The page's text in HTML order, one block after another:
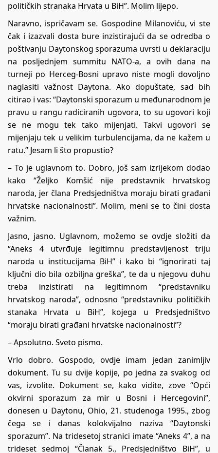
političkih stranaka Hrvata u BiH”. Molim lijepo.
Naravno, ispričavam se. Gospodine Milanoviću, vi ste
čak i izazvali dosta bure inzistirajući da se odredba o
poštivanju Daytonskog sporazuma uvrsti u deklaraciju
na posljednjem summitu NATO-a, a ovih dana na
turneji po Herceg-Bosni upravo niste mogli dovoljno
naglasiti važnost Daytona. Ako dopuštate, sad bih
citirao i vas: “Daytonski sporazum u međunarodnom je
pravu u rangu radiciranih ugovora, to su ugovori koji
se ne mogu tek tako mijenjati. Takvi ugovori se
mijenjaju tek u velikim turbulencijama, da ne kažem u
ratu.” Jesam li što propustio?
– To je uglavnom to. Dobro, još sam izrijekom dodao
kako “Željko Komšić nije predstavnik hrvatskog
naroda, jer člana Predsjedništva moraju birati građani
hrvatske nacionalnosti”. Molim, meni se to čini dosta
važnim.
Jasno, jasno. Uglavnom, možemo se ovdje složiti da
“Aneks 4 utvrđuje legitimnu predstavljenost triju
naroda u institucijama BiH” i kako bi “ignorirati taj
ključni dio bila ozbiljna greška”, te da u njegovu duhu
treba inzistirati na legitimnom “predstavniku
hrvatskog naroda”, odnosno “predstavniku političkih
stanaka Hrvata u BiH”, kojega u Predsjedništvo
“moraju birati građani hrvatske nacionalnosti”?
– Apsolutno. Sveto pismo.
Vrlo dobro. Gospodo, ovdje imam jedan zanimljiv
dokument. Tu su dvije kopije, po jedna za svakog od
vas, izvolite. Dokument se, kako vidite, zove “Opći
okvirni sporazum za mir u Bosni i Hercegovini”,
donesen u Daytonu, Ohio, 21. studenoga 1995., zbog
čega se i danas kolokvijalno naziva “Daytonski
sporazum”. Na tridesetoj stranici imate “Aneks 4”, a na
trideset sedmoj “Članak 5., Predsjedništvo BiH”, u